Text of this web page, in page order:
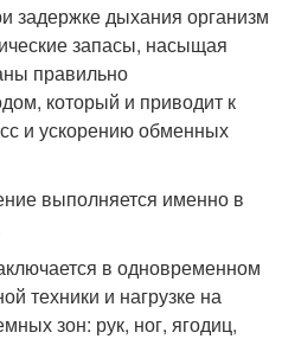
задержке дыхания организм
запасы, насыщая
правильно
который и приводит к
и ускорению обменных
выполняется именно в
в одновременном
техники и нагрузке на
зон: рук, ног, ягодиц,